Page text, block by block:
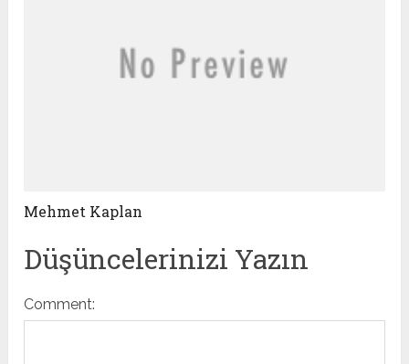
Mehmet Kaplan
Düşüncelerinizi Yazın
Comment: